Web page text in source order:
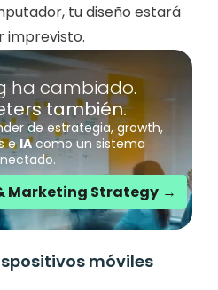
tu diseño estará
imprevisto.
ha cambiado.
también.
de estrategia, growth,
e IA como un sistema
Marketing Strategy →
móviles